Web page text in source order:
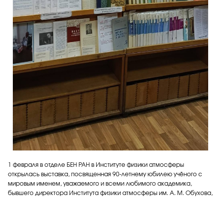
1 февраля в отделе БЕН РАН в Институте физики атмосферы
открылась выставка, посвященная 90-летнему юбилею учёного с
мировым именем, уважаемого и всеми любимого академика,
бывшего директора Института физики атмосферы им. А. М. Обухова,